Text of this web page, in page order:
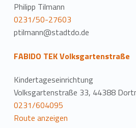
Philipp Tilmann
0231/50-27603
ptilmann@stadtdo.de
FABIDO TEK Volksgartenstraße
Kindertageseinrichtung
Volksgartenstraße 33, 44388
0231/604095
Route anzeigen